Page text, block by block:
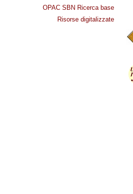
OPAC SBN Ricerca base
Risorse digitalizzate